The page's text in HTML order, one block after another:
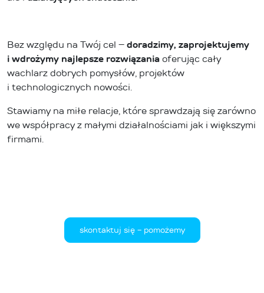
Bez względu na Twój cel –doradzimy, zaprojektujemy
i wdrożymy najlepsze rozwiązaniaoferując cały
wachlarz dobrych pomysłów, projektów
i technologicznych nowości.
Stawiamy na miłe relacje, które sprawdzają się zarówno
we współpracy z małymi działalnościami jak i większymi
firmami.
skontaktuj się - pomożemy